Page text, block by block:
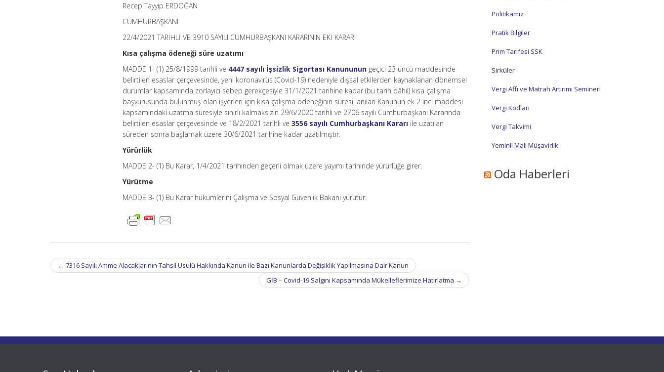
Recep Tayyip ERDOĞAN
CUMHURBAŞKANI
22/4/2021 TARİHLİ VE 3910 SAYILI CUMHURBAŞKANI KARARININ EKİ KARAR
Kısa çalışma ödeneği süre uzatımı
MADDE 1- (1) 25/8/1999 tarihli ve 4447 sayılı İşsizlik Sigortası Kanununun geçici 23 üncü maddesinde
belirtilen esaslar çerçevesinde, yeni koronavirüs (Covid-19) nedeniyle dışsal etkilerden kaynaklanan dönemsel
durumlar kapsamında zorlayıcı sebep gerekçesiyle 31/1/2021 tarihine kadar (bu tarih dâhil) kısa çalışma
başvurusunda bulunmuş olan işyerleri için kısa çalışma ödeneğinin süresi, anılan Kanunun ek 2 inci maddesi
kapsamındaki uzatma süresiyle sınırlı kalmaksızın 29/6/2020 tarihli ve 2706 sayılı Cumhurbaşkanı Kararında
belirtilen esaslar çerçevesinde ve 18/2/2021 tarihli ve3556 sayılı Cumhurbaşkanı Kararı ile uzatılan
süreden sonra başlamak üzere 30/6/2021 tarihine kadar uzatılmıştır.
Yürürlük
MADDE 2- (1) Bu Karar, 1/4/2021 tarihinden geçerli olmak üzere yayımı tarihinde yürürlüğe girer.
Yürütme
MADDE 3- (1) Bu Karar hükümlerini Çalışma ve Sosyal Güvenlik Bakanı yürütür.
Post
navigation
← 7316 Sayılı Amme Alacaklarının Tahsil Usulü Hakkında Kanun ile Bazı Kanunlarda Değişiklik Yapılmasına Dair Kanun
GİB – Covid-19 Salgını Kapsamında Mükelleflerimize Hatırlatma →
Politikamız
Pratik Bilgiler
Prim Tarifesi SSK
Sirküler
Vergi Affı ve Matrah Artırımı Semineri
Vergi Kodları
Vergi Takvimi
Yeminli Mali Müşavirlik
Oda Haberleri